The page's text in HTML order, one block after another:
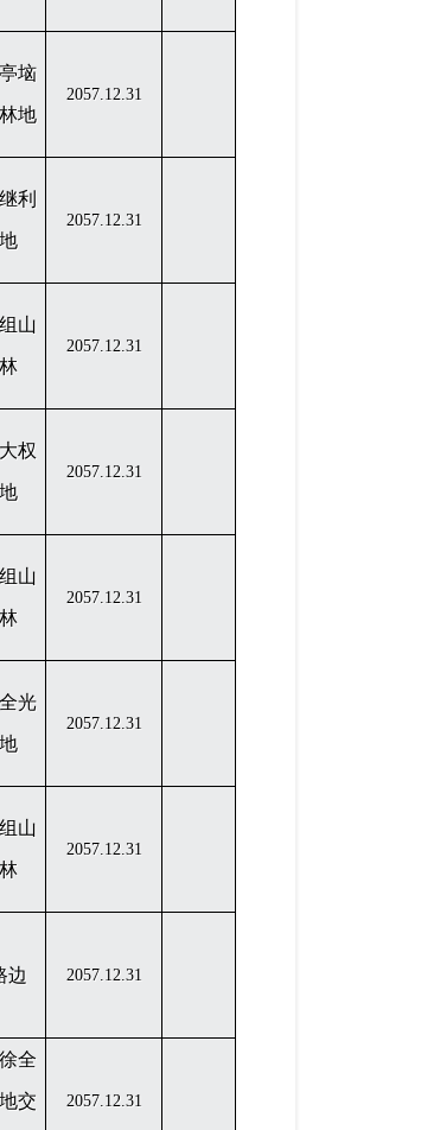
垴
地
2057.12.31
利
地
2057.12.31
山
林
2057.12.31
权
地
2057.12.31
山
林
2057.12.31
光
地
2057.12.31
山
林
2057.12.31
边 2057.12.31
全
交 2057.12.31